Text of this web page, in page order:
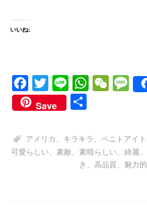
いいね:
Fa
ce
bo
ok
T
wi
tte
r
Li
ne
W
A
pp
W
ha
t
M
es
ge
Save
アメリカ キラキラ ベニトアイト
可愛らしい、 素敵、 素晴らしい、 綺麗、
き 、 高品質、 魅力的